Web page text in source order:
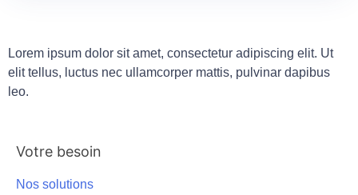
Lorem ipsum dolor sit amet, consectetur adipiscing elit. Ut
elit tellus, luctus nec ullamcorper mattis, pulvinar dapibus
leo.
Votre besoin
Nos solutions